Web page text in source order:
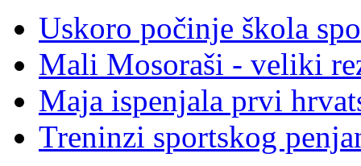
Uskoro počinje škola
Mali Mosoraši - veliki
Maja ispenjala prvi
Treninzi sportskog